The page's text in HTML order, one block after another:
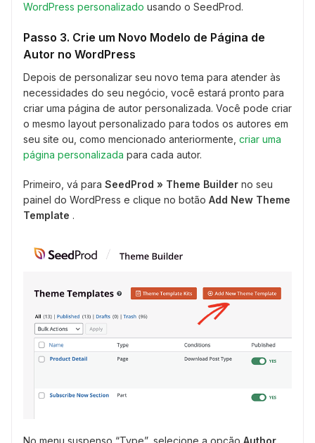
WordPress personalizado usando o SeedProd.
Passo 3. Crie um Novo Modelo de Página de
Autor no WordPress
Depois de personalizar seu novo tema para atender às
necessidades do seu negócio, você estará pronto para
criar uma página de autor personalizada. Você pode criar
o mesmo layout personalizado para todos os autores em
seu site ou, como mencionado anteriormente, criar uma
página personalizada para cada autor.
Primeiro, vá para SeedProd » Theme Builder no seu
painel do WordPress e clique no botão Add New Theme
Template .
No menu suspenso “Type”, selecione a opção Author